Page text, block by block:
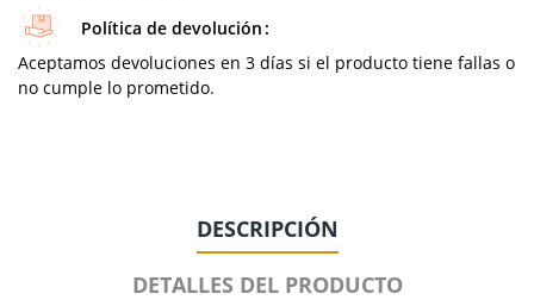
Política de devolución
Aceptamos devoluciones en 3 días si el producto tiene fallas o
no cumple lo prometido.
DESCRIPCIÓN
DETALLES DEL PRODUCTO